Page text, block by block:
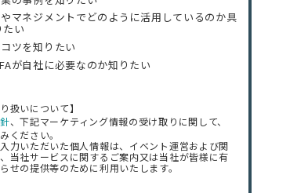
マネジメントでどのように活用しているのか具
い
ツを知りたい
が自社に必要なのか知りたい
扱いについて】
、下記マーケティング情報の受け取りに関して、
ください。
力いただいた個人情報は、イベント運営および関
当社サービスに関するご案内又は当社が皆様に有
せの提供等のために利用いたします。